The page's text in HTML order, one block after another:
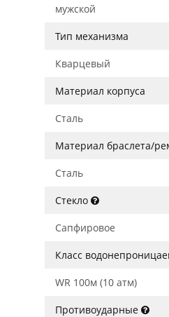
мужской
Тип механизма
Кварцевый
Материал корпуса
Сталь
Материал браслета/
Сталь
Стекло
Сапфировое
Класс
WR 100м (10 атм)
Противоударные